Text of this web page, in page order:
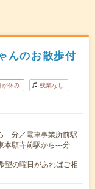
んのお散歩付
が休み 残業なし
---分／電車事業所前駅
本願寺前駅から---分
望の曜日があればご相